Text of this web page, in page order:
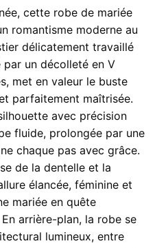
cette robe de mariée
romantisme moderne au
délicatement travaillé
un décolleté en V
met en valeur le buste
parfaitement maîtrisée.
avec précision
fluide, prolongée par une
chaque pas avec grâce.
de la dentelle et la
élancée, féminine et
mariée en quête
arrière-plan, la robe se
lumineux, entre